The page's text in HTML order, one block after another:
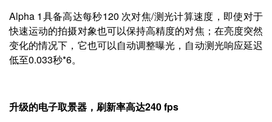
Alpha 1具备高达每秒120 次对焦/测光计算速度，即使对于
快速运动的拍摄对象也可以保持高精度的对焦；在亮度突然
变化的情况下，它也可以自动调整曝光，自动测光响应延迟
低至0.033秒*6。
升级的电子取景器，刷新率高达240 fps